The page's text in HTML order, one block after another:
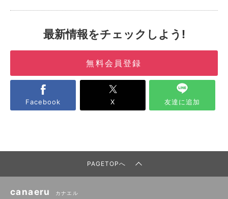
最新情報をチェックしよう!
無料会員登録
Facebook X 友達に追加
PAGETOPへ
canaeru カナエル